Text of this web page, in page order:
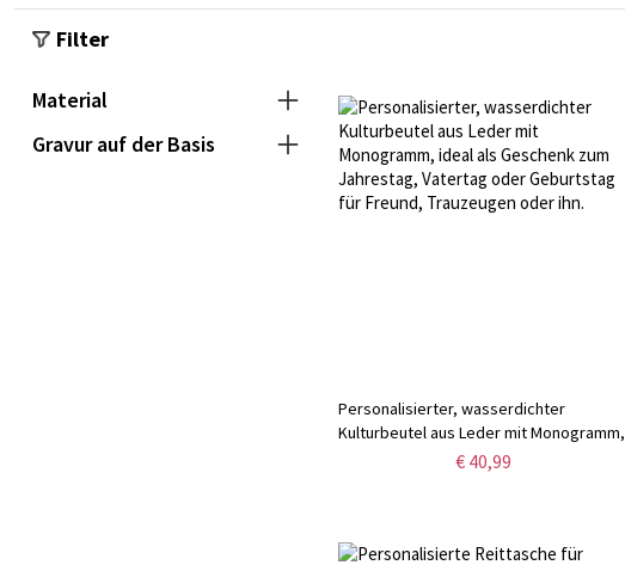
Personalisierter, wasserdichter
Kulturbeutel aus Leder mit Monogramm,
ideal als Geschenk zum Jahrestag,
€ 40,99
Filter
Material
Gravur auf der Basis